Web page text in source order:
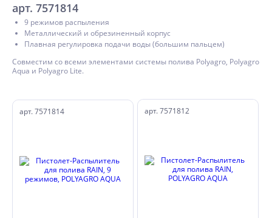
арт. 7571814
9 режимов распыления
Металлический и обрезиненный корпус
Плавная регулировка подачи воды (большим пальцем)
Совместим со всеми элементами системы полива Polyagro, Polyagro
Aqua и Polyagro Lite.
арт. 7571814 арт. 7571812